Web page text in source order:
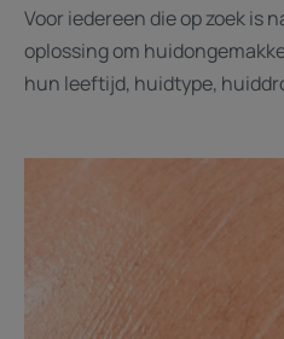
Voor iedereen die op zoek is
oplossing om
hun leeftijd, huidtype,